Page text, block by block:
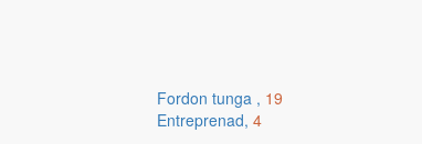
Fordon tunga , 19
Entreprenad, 4